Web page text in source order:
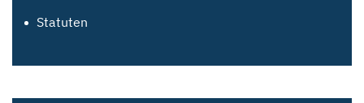
Statuten